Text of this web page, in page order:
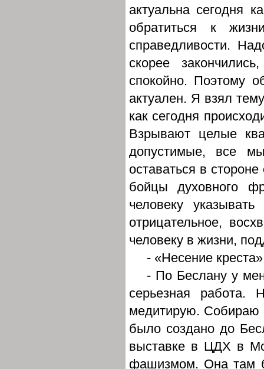
актуальна сегодня
обратиться к
справедливости.
скорее
спокойно. Поэтому
актуален. Я взял
как сегодня
Взрывают целые
допустимые, все
оставаться в
бойцы духовного
человеку
отрицательное,
человеку в жизни,
- «Несение
- По Беслану у
серьезная работа.
медитирую. Собираю
было создано до
выставке в ЦДХ в
фашизмом. Она там